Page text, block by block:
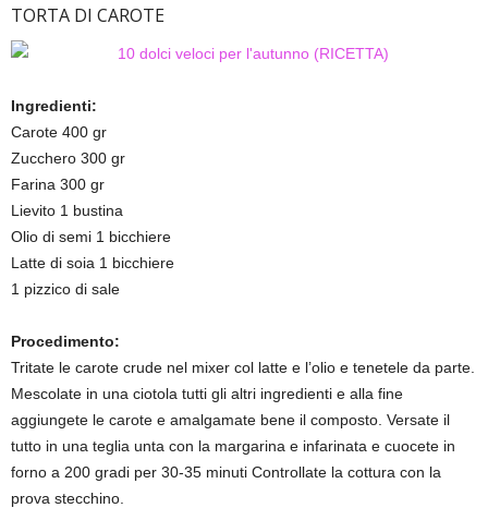
TORTA DI CAROTE
Ingredienti:
Carote 400 gr
Zucchero 300 gr
Farina 300 gr
Lievito 1 bustina
Olio di semi 1 bicchiere
Latte di soia 1 bicchiere
1 pizzico di sale
Procedimento:
Tritate le carote crude nel mixer col latte e l’olio e tenetele da parte.
Mescolate in una ciotola tutti gli altri ingredienti e alla fine
aggiungete le carote e amalgamate bene il composto. Versate il
tutto in una teglia unta con la margarina e infarinata e cuocete in
forno a 200 gradi per 30-35 minuti Controllate la cottura con la
prova stecchino.